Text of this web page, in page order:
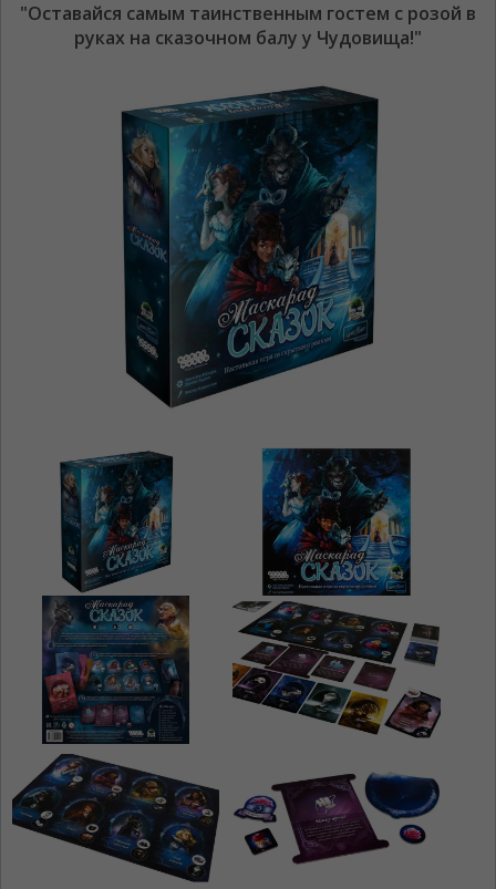
"Оставайся самым таинственным гостем с розой в
руках на сказочном балу у Чудовища!"
ЯЗЫК САЙТА / LIMBA SITE-ULUI
На каком языке Вы хотите
просматривать наш сайт?
În ce limbă ați dori să vedeți site-ul nostru?
Беспокоим Вас только один раз, далее
сохраним Ваш выбор языка.
Vă vom deranja doar o singură dată, apoi vă
vom salva alegerea limbii.
*Если вы хотите переключить язык
сайта, то это можно всегда сделать в
правом верхнем углу страницы.
Dacă doriți să schimbați limba site-ului, puteți
oricând să faceți asta în colțul din dreapta sus